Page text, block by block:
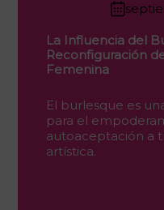
La Influencia del
Reconfiguración
Femenina
El burlesque es
para el
autoaceptación a
artística.